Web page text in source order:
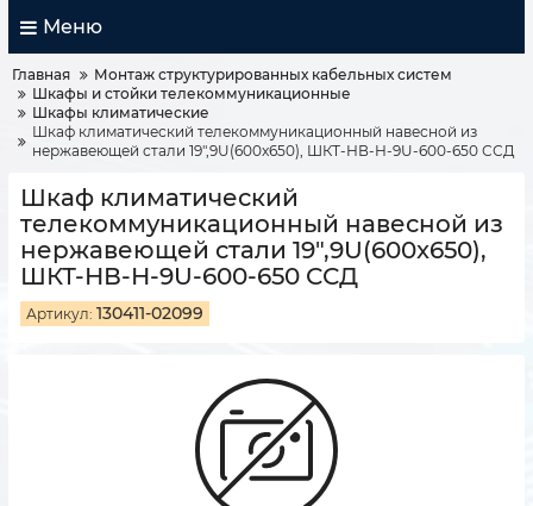
Меню
Главная
Монтаж структурированных кабельных систем
Шкафы и стойки телекоммуникационные
Шкафы климатические
Шкаф климатический телекоммуникационный навесной из
нержавеющей стали 19",9U(600x650), ШКТ-НВ-Н-9U-600-650 ССД
Шкаф климатический
телекоммуникационный навесной из
нержавеющей стали 19",9U(600x650),
ШКТ-НВ-Н-9U-600-650 ССД
Артикул: 130411-02099